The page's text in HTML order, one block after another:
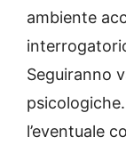
ambiente
Seguiranno
l’eventuale